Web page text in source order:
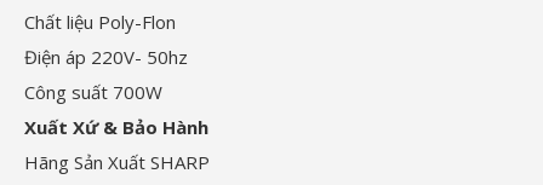
Chất liệu Poly-Flon
Điện áp 220V- 50hz
Công suất 700W
Xuất Xứ & Bảo Hành
Hãng Sản Xuất SHARP